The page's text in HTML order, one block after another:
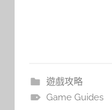
遊戲攻略
Game Guides